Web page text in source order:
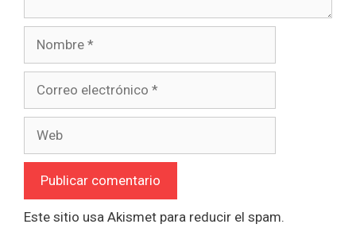
Este sitio usa Akismet para reducir el spam.